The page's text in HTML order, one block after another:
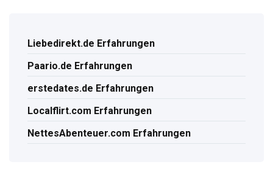
Liebedirekt.de Erfahrungen
Paario.de Erfahrungen
erstedates.de Erfahrungen
Localflirt.com Erfahrungen
NettesAbenteuer.com Erfahrungen